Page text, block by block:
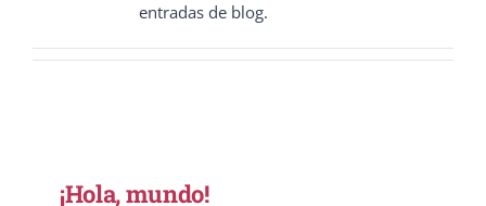
entradas de blog.
¡Hola, mundo!